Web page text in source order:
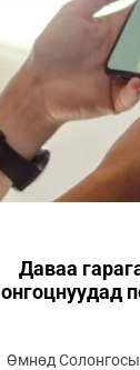
Даваа
онгоцнуудад
Өмнөд